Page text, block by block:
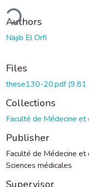
Authors
Najib El Orfi
Files
these130-20.pdf(9.81
Collections
Faculté de Médecine et
Publisher
Faculté de Médecine et
Sciences médicales
Supervisor